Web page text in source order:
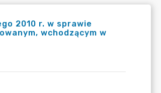
2010 r. w sprawie
wchodzącym w